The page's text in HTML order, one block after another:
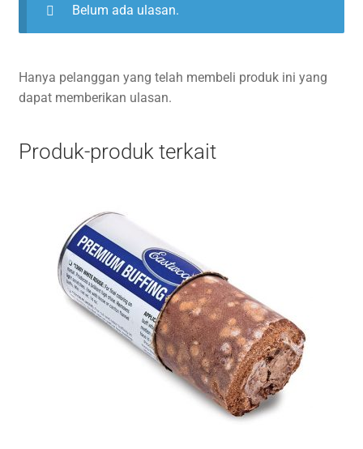
Belum ada ulasan.
Hanya pelanggan yang telah membeli produk ini yang
dapat memberikan ulasan.
Produk-produk terkait